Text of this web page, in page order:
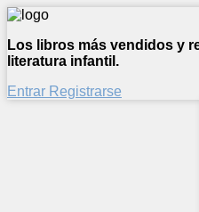
Los libros más vendidos y
literatura infantil.
Entrar Registrarse